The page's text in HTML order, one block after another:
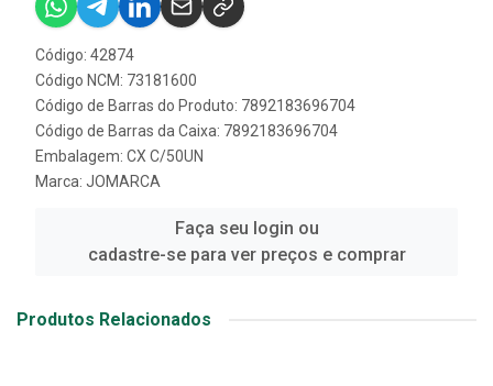
Código: 42874
Código NCM: 73181600
Código de Barras do Produto: 7892183696704
Código de Barras da Caixa: 7892183696704
Embalagem: CX C/50UN
Marca: JOMARCA
Faça seu login ou
cadastre-se para ver preços e comprar
Produtos Relacionados